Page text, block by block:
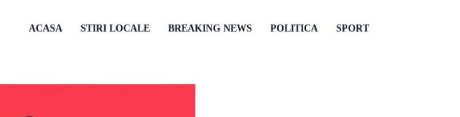
ACASA STIRI LOCALE BREAKING NEWS POLITICA SPORT